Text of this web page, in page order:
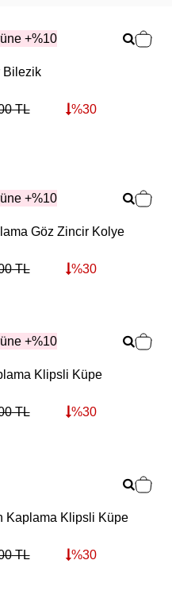
+%10
Bilezik
TL %30
+%10
Göz Zincir Kolye
TL %30
+%10
Klipsli Küpe
TL %30
Kaplama Klipsli Küpe
TL %30